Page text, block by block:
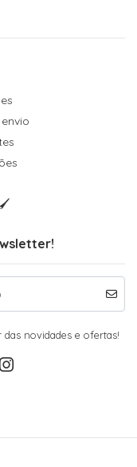
🖌
novidades e ofertas!